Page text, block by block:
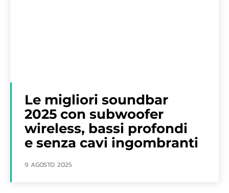
Le migliori soundbar
2025 con subwoofer
wireless, bassi profondi
e senza cavi ingombranti
9 AGOSTO 2025